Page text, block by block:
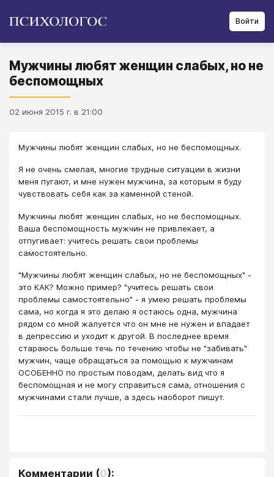
Войти
Мужчины любят женщин слабых, но не
беспомощных
02 июня 2015 г. в 21:00
Мужчины любят женщин слабых, но не беспомощных.
Я не очень смелая, многие трудные ситуации в жизни
меня пугают, и мне нужен мужчина, за которым я буду
чувствовать себя как за каменной стеной.
Мужчины любят женщин слабых, но не беспомощных.
Ваша беспомощность мужчин не привлекает, а
отпугивает: учитесь решать свои проблемы
самостоятельно.
"Мужчины любят женщин слабых, но не беспомощных" -
это КАК? Можно пример? "учитесь решать свои
проблемы самостоятельно" - я умею решать проблемы
сама, но когда я это делаю я остаюсь одна, мужчина
рядом со мной жалуется что он мне не нужен и впадает
в депрессию и уходит к другой. В последнее время
стараюсь больше течь по течению чтобы не "забивать"
мужчин, чаще обращаться за помощью к мужчинам
ОСОБЕННО по простым поводам, делать вид что я
беспомощная и не могу справиться сама, отношения с
мужчинами стали лучше, а здесь наоборот пишут.
Комментарии (0):